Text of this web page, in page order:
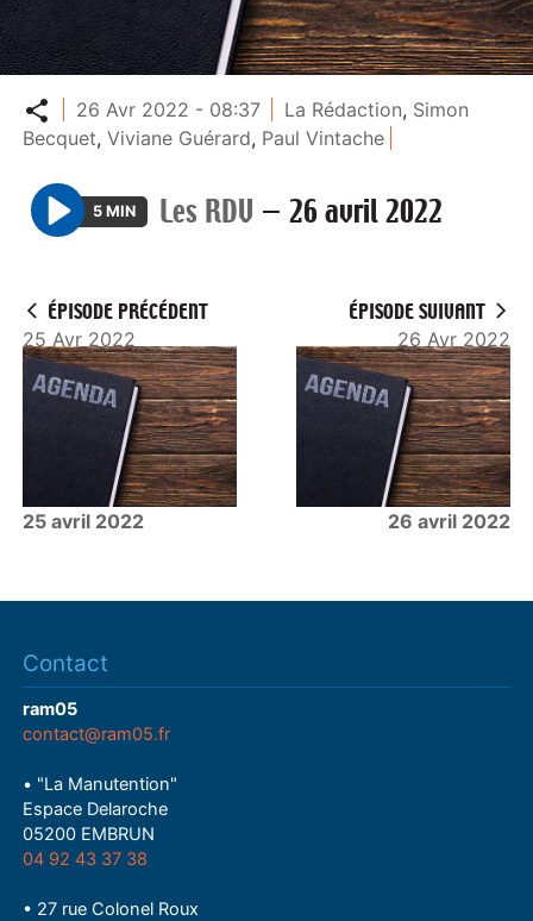
Partager
26 Avr 2022 - 08:37 La Rédaction, Simon
Becquet,Viviane Guérard, Paul Vintache
P
y
5 MIN Les RDV — 26 avril 2022
ÉPISODE PRÉCÉDENT
25 Avr 2022
25 avril 2022
ÉPISODE SUIVANT
26 Avr 2022
26 avril 2022
Contact
ram05
contact@ram05.fr
• "La Manutention"
Espace Delaroche
05200 EMBRUN
04 92 43 37 38
• 27 rue Colonel Roux